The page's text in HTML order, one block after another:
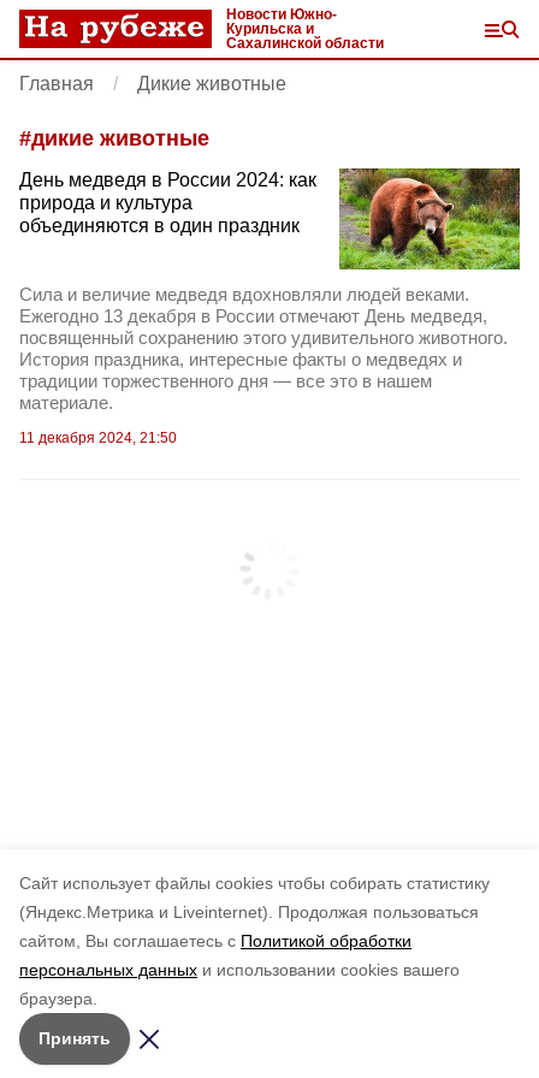
Cайт использует файлы cookies чтобы собирать статистику
(Яндекс.Метрика и Liveinternet).
Продолжая пользоваться
сайтом, Вы соглашаетесь с Политикой обработки
персональных данных и использовании cookies вашего
браузера.
Принять
Новости Южно-
Курильска и
Сахалинской области
Главная Дикие животные
#дикие животные
День медведя в России 2024: как
природа и культура
объединяются в один праздник
Сила и величие медведя вдохновляли людей веками.
Ежегодно 13 декабря в России отмечают День медведя,
посвященный сохранению этого удивительного животного.
История праздника, интересные факты о медведях и
традиции торжественного дня — все это в нашем
материале.
11 декабря 2024, 21:50